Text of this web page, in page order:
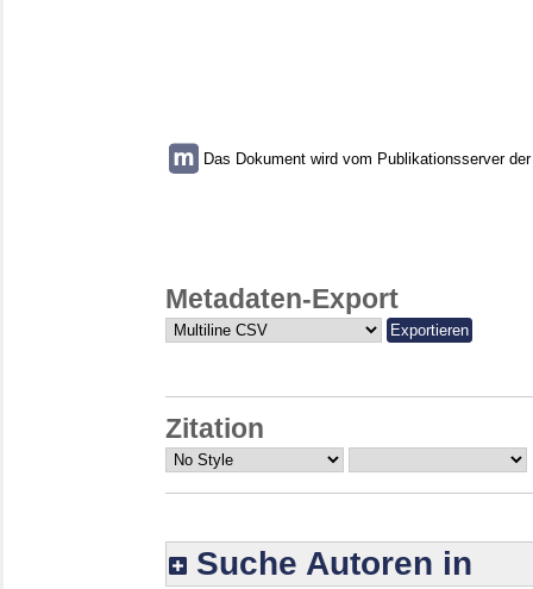
Das Dokument wird vom Publikationsserver
Metadaten-Export
Zitation
Suche Autoren in